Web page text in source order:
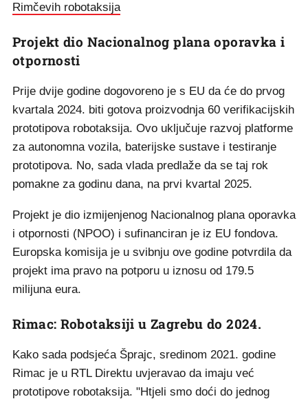
Rimčevih robotaksija
Projekt dio Nacionalnog plana oporavka i
otpornosti
Prije dvije godine dogovoreno je s EU da će do prvog
kvartala 2024. biti gotova proizvodnja 60 verifikacijskih
prototipova robotaksija. Ovo uključuje razvoj platforme
za autonomna vozila, baterijske sustave i testiranje
prototipova. No, sada vlada predlaže da se taj rok
pomakne za godinu dana, na prvi kvartal 2025.
Projekt je dio izmijenjenog Nacionalnog plana oporavka
i otpornosti (NPOO) i sufinanciran je iz EU fondova.
Europska komisija je u svibnju ove godine potvrdila da
projekt ima pravo na potporu u iznosu od 179.5
milijuna eura.
Rimac: Robotaksiji u Zagrebu do 2024.
Kako sada podsjeća Šprajc, sredinom 2021. godine
Rimac je u RTL Direktu uvjeravao da imaju već
prototipove robotaksija. "Htjeli smo doći do jednog